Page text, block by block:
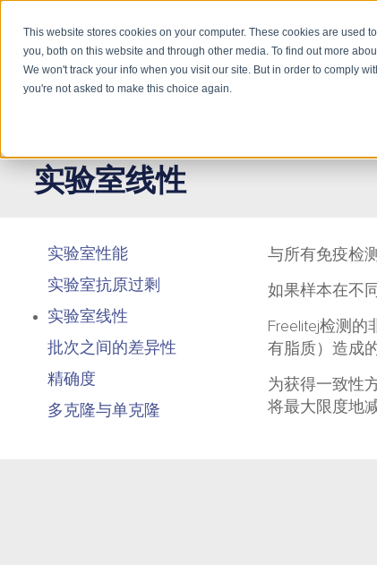
This website stores cookies on your computer. These cookies are used
you, both on this website and through other media. To find out more
We won't track your info when you visit our site. But in order to comply
you're not asked to make this choice again.
产品
实验室线性
实验室性能
实验室抗原过剩
实验室线性
批次之间的差异性
精确度
多克隆与单克隆
与所有免疫检
如果样本在不
Freelitej检测
有脂质）造成的
为获得一致性
将最大限度地